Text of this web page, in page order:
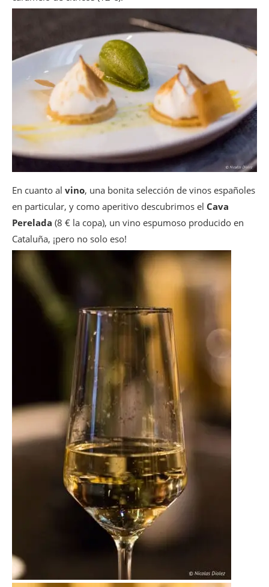
En cuanto al vino, una bonita selección de vinos españoles
en particular, y como aperitivo descubrimos el Cava
Perelada (8 € la copa), un vino espumoso producido en
Cataluña, ¡pero no solo eso!